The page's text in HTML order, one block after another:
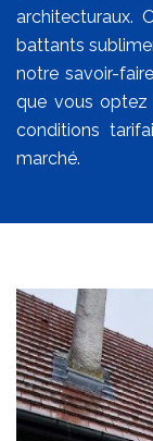
architecturaux.
battants
notre savoir-
que vous optez
conditions
marché.